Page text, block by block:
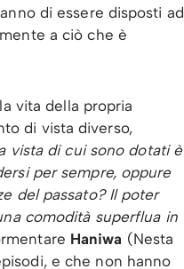
di essere disposti ad
a ciò che è
vita della propria
di vista diverso,
vista di cui sono dotati è
per sempre, oppure
del passato? Il poter
comodità superflua in
Haniwa (Nesta
e che non hanno